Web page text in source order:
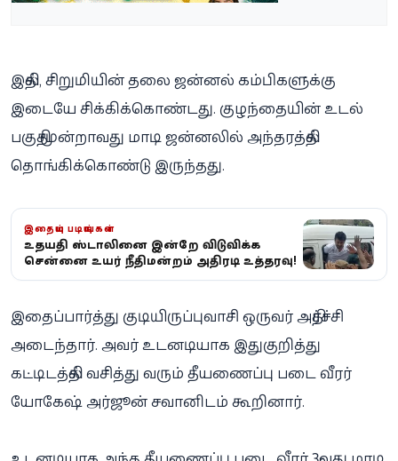
இதில், சிறுமியின் தலை ஜன்னல் கம்பிகளுக்கு
இடையே சிக்கிக்கொண்டது. குழந்தையின் உடல்
பகுதி மூன்றாவது மாடி ஜன்னலில் அந்தரத்தில்
தொங்கிக்கொண்டு இருந்தது.
இதையும் படியுங்கள்
உதயநிதி ஸ்டாலினை இன்றே விடுவிக்க
சென்னை உயர் நீதிமன்றம் அதிரடி உத்தரவு!
இதைப்பார்த்து குடியிருப்புவாசி ஒருவர் அதிர்ச்சி
அடைந்தார். அவர் உடனடியாக இதுகுறித்து
கட்டிடத்தில் வசித்து வரும் தீயணைப்பு படை வீரர்
யோகேஷ் அர்ஜூன் சவானிடம் கூறினார்.